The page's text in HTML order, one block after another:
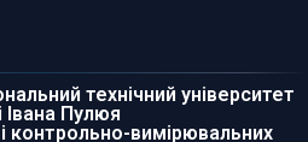
технічний університет
Івана Пулюя
контрольно-вимірювальних